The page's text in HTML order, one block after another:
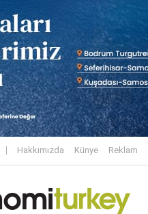
Hakkımızda Künye Reklam